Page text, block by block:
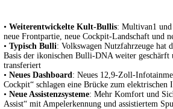
• Weiterentwickelte Kult-Bullis: Multivan1
neue Frontpartie, neue Cockpit-Landschaft und
• Typisch Bulli: Volkswagen Nutzfahrzeuge hat
Basis der ikonischen Bulli-DNA weiter
transferiert
• Neues Dashboard: Neues 12,9-Zoll-
Cockpit“ schlagen eine Brücke zum elektrischen
• Neue Assistenzsysteme: Mehr Komfort und
Assist“ mit Ampelerkennung und assistiertem